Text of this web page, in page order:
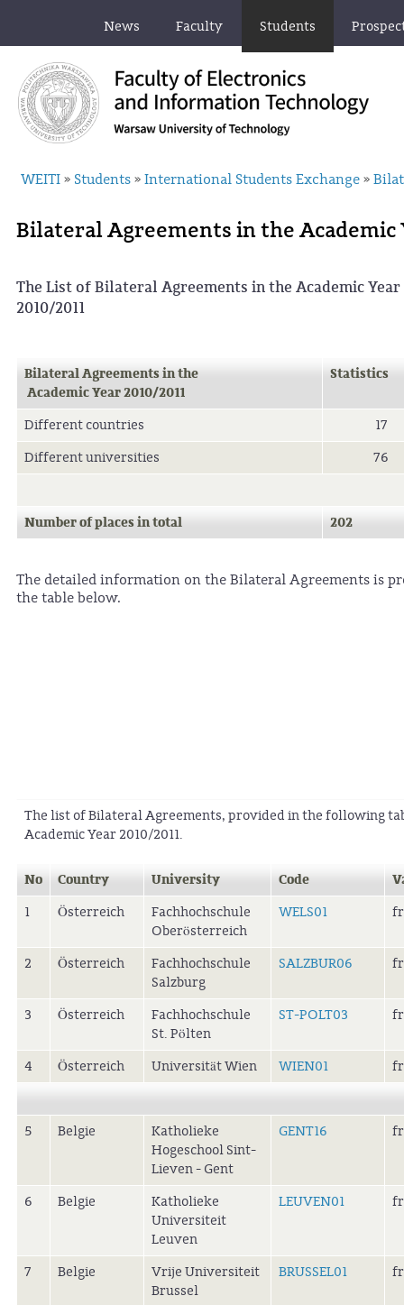
News Faculty Students
WEITI » Students » International Students Exchange »
Bilateral Agreements in the Academic
The List of Bilateral Agreements in the Academic Year
2010/2011
Bilateral Agreements in the
Academic Year 2010/2011
Statistics
Different countries
17
Different universities
76
Number of places in total 202
The detailed information on the Bilateral Agreements is
the table below.
The list of Bilateral Agreements, provided in the following
Academic Year 2010/2011.
No Country University Code
1 Österreich
Fachhochschule
Oberösterreich
WELS01
2 Österreich
Fachhochschule
Salzburg
SALZBUR06
3 Österreich
Fachhochschule
St. Pölten
ST-POLT03
4 Österreich Universität Wien WIEN01
5 Belgie
Katholieke
Hogeschool Sint-
Lieven - Gent
GENT16
6 Belgie
Katholieke
Universiteit
Leuven
LEUVEN01
7 Belgie
Vrije Universiteit
Brussel
BRUSSEL01